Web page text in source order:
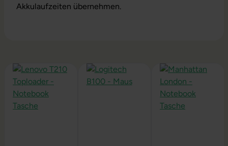
Akkulaufzeiten übernehmen.
Produktgalerie überspringen